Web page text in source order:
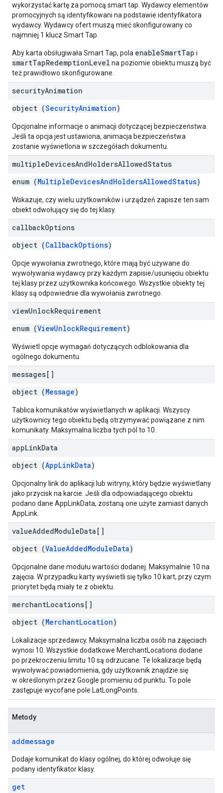
wykorzystać kartę za pomocą smart tap. Wydawcy elementów
promocyjnych są identyfikowani na podstawie identyfikatora
wydawcy. Wydawcy ofert muszą mieć skonfigurowany co
najmniej 1 klucz Smart Tap.
Aby karta obsługiwała Smart Tap, pola enableSmartTap i
smartTapRedemptionLevel na poziomie obiektu muszą być
też prawidłowo skonfigurowane.
securityAnimation
object (SecurityAnimation)
Opcjonalne informacje o animacji dotyczącej bezpieczeństwa.
Jeśli ta opcja jest ustawiona, animacja bezpieczeństwa
zostanie wyświetlona w szczegółach dokumentu.
multipleDevicesAndHoldersAllowedStatus
enum (MultipleDevicesAndHoldersAllowedStatus)
Wskazuje, czy wielu użytkowników i urządzeń zapisze ten sam
obiekt odwołujący się do tej klasy.
callbackOptions
object (CallbackOptions)
Opcje wywołania zwrotnego, które mają być używane do
wywoływania wydawcy przy każdym zapisie/usunięciu obiektu
tej klasy przez użytkownika końcowego. Wszystkie obiekty tej
klasy są odpowiednie dla wywołania zwrotnego.
viewUnlockRequirement
enum (ViewUnlockRequirement)
Wyświetl opcje wymagań dotyczących odblokowania dla
ogólnego dokumentu.
messages[]
object (Message)
Tablica komunikatów wyświetlanych w aplikacji. Wszyscy
użytkownicy tego obiektu będą otrzymywać powiązane z nim
komunikaty. Maksymalna liczba tych pól to 10.
appLinkData
object (AppLinkData)
Opcjonalny link do aplikacji lub witryny, który będzie wyświetlany
jako przycisk na karcie. Jeśli dla odpowiadającego obiektu
podano dane AppLinkData, zostaną one użyte zamiast danych
AppLink.
valueAddedModuleData[]
object (ValueAddedModuleData)
Opcjonalne dane modułu wartości dodanej. Maksymalnie 10 na
zajęcia. W przypadku karty wyświetli się tylko 10 kart, przy czym
priorytet będą miały te z obiektu.
merchantLocations[]
object (MerchantLocation)
Lokalizacje sprzedawcy. Maksymalna liczba osób na zajęciach
wynosi 10. Wszystkie dodatkowe MerchantLocations dodane
po przekroczeniu limitu 10 są odrzucane. Te lokalizacje będą
wywoływać powiadomienia, gdy użytkownik znajdzie się
w określonym przez Google promieniu od punktu. To pole
zastępuje wycofane pole LatLongPoints.
Metody
addmessage
Dodaje komunikat do klasy ogólnej, do której odwołuje się
podany identyfikator klasy.
get